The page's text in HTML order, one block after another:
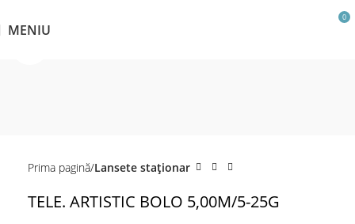
MENIU
0
Prima pagină Lansete staţionar
TELE. ARTISTIC BOLO 5,00M/5-25G